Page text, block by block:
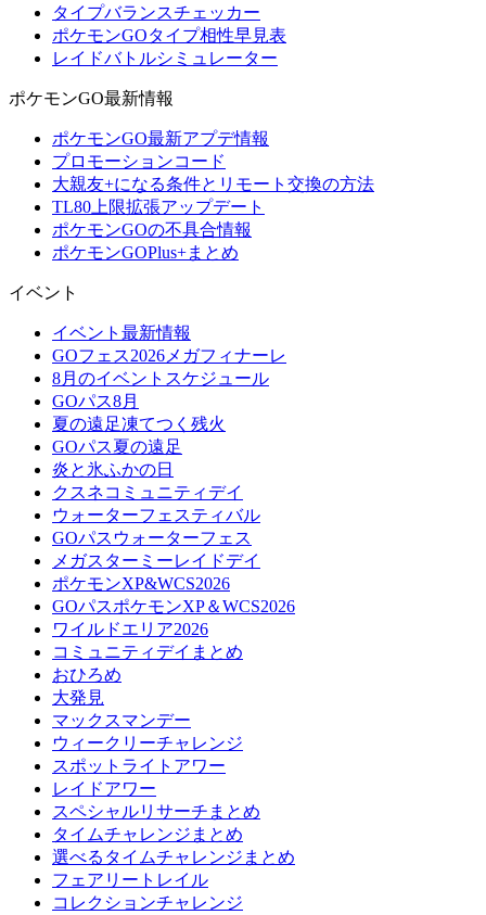
タイプバランスチェッカー
ポケモンGOタイプ相性早見表
レイドバトルシミュレーター
ポケモンGO最新情報
ポケモンGO最新アプデ情報
プロモーションコード
大親友+になる条件とリモート交換の方法
TL80上限拡張アップデート
ポケモンGOの不具合情報
ポケモンGOPlus+まとめ
イベント
イベント最新情報
GOフェス2026メガフィナーレ
8月のイベントスケジュール
GOパス8月
夏の遠足凍てつく残火
GOパス夏の遠足
炎と氷ふかの日
クスネコミュニティデイ
ウォーターフェスティバル
GOパスウォーターフェス
メガスターミーレイドデイ
ポケモンXP&WCS2026
GOパスポケモンXP＆WCS2026
ワイルドエリア2026
コミュニティデイまとめ
おひろめ
大発見
マックスマンデー
ウィークリーチャレンジ
スポットライトアワー
レイドアワー
スペシャルリサーチまとめ
タイムチャレンジまとめ
選べるタイムチャレンジまとめ
フェアリートレイル
コレクションチャレンジ